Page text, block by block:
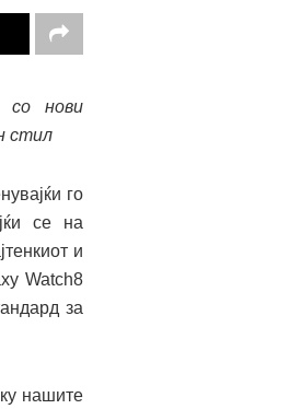
со нови
стил
го
се на
и
Watch8
за
нашите